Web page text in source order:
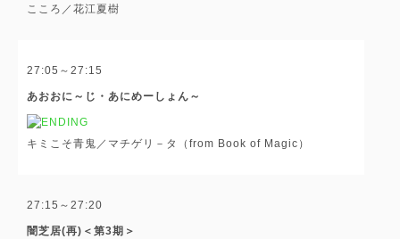
こころ／花江夏樹
27:05～27:15
あおおに～じ・あにめーしょん～
キミこそ青鬼／マチゲリ－タ（from Book of Magic）
27:15～27:20
闇芝居(再)＜第3期＞